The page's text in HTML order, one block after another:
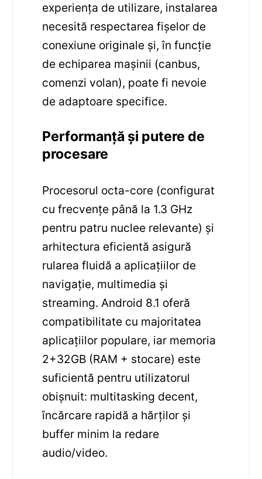
experiența de utilizare, instalarea
necesită respectarea fișelor de
conexiune originale și, în funcție
de echiparea mașinii (canbus,
comenzi volan), poate fi nevoie
de adaptoare specifice.
Performanță și putere de
procesare
Procesorul octa-core (configurat
cu frecvențe până la 1.3 GHz
pentru patru nuclee relevante) și
arhitectura eficientă asigură
rularea fluidă a aplicațiilor de
navigație, multimedia și
streaming. Android 8.1 oferă
compatibilitate cu majoritatea
aplicațiilor populare, iar memoria
2+32GB (RAM + stocare) este
suficientă pentru utilizatorul
obișnuit: multitasking decent,
încărcare rapidă a hărților și
buffer minim la redare
audio/video.